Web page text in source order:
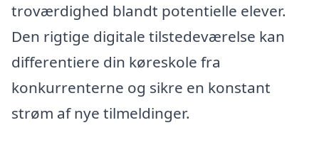
troværdighed blandt potentielle elever.
Den rigtige digitale tilstedeværelse kan
differentiere din køreskole fra
konkurrenterne og sikre en konstant
strøm af nye tilmeldinger.